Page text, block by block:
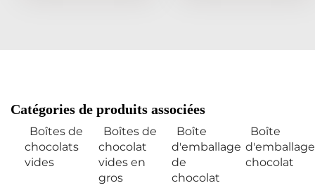
Catégories de produits associées
Boîtes de
chocolats
vides
Boîtes de
chocolat
vides en
gros
Boîte
d'emballage
de
chocolat
Boîte
d'emballage
chocolat